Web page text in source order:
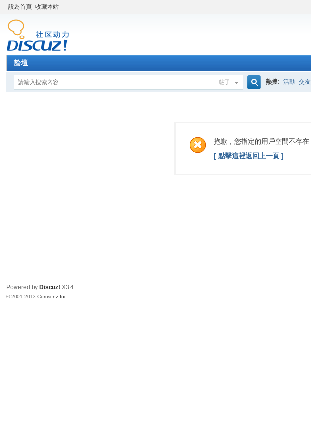
設為首頁 收藏本站
論壇
帖子
索
熱搜: 活動 交友
抱歉，您指定的用戶空間不存在
[ 點擊這裡返回上一頁 ]
Powered by Discuz! X3.4
© 2001-2013Comsenz Inc.